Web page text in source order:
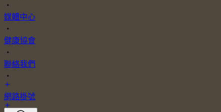
・
媒體中心
・
健康協會
・
聯絡我們
・
網路掛號